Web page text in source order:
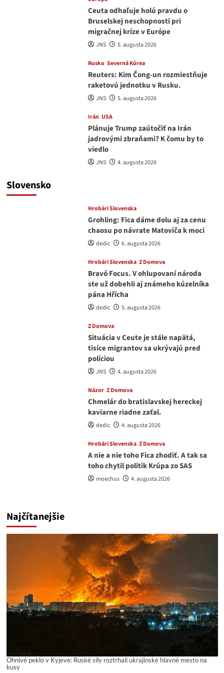
Ceuta odhaľuje holú pravdu o
Bruselskej neschopnosti pri
migračnej kríze v Európe
JNS 5. augusta 2026
Rusko Severná Kórea
Reuters: Kim Čong-un rozmiestňuje
raketovú jednotku v Rusku.
JNS 5. augusta 2026
Irán USA
Plánuje Trump zaútočiť na Irán
jadrovými zbraňami? K čomu by to
viedlo
JNS 4. augusta 2026
Slovensko
Hrobári Slovenska
Grohling: Fica dáme dolu aj za cenu
chaosu po návrate Matoviča k moci
dedic 6. augusta 2026
Hrobári Slovenska Z Domova
Bravó Focus. V ohlupovaní národa
ste už dobehli aj známeho kúzelníka
pána Hřícha
dedic 5. augusta 2026
Z Domova
Situácia v Ceute je stále napätá,
tisíce migrantov sa ukrývajú pred
políciou
JNS 4. augusta 2026
Názor Z Domova
Chmelár do bratislavskej hereckej
kaviarne riadne zaťal.
dedic 4. augusta 2026
Hrobári Slovenska Z Domova
A nie a nie toho Fica zhodiť. A tak sa
toho chytil politik Krúpa zo SAS
moechus 4. augusta 2026
Najčítanejšie
Ohnivé peklo v Kyjeve: Ruské sily roztrhali ukrajinské hlavné mesto na
kusy